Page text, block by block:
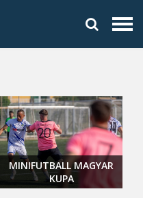
MINIFUTBALL MAGYAR
KUPA